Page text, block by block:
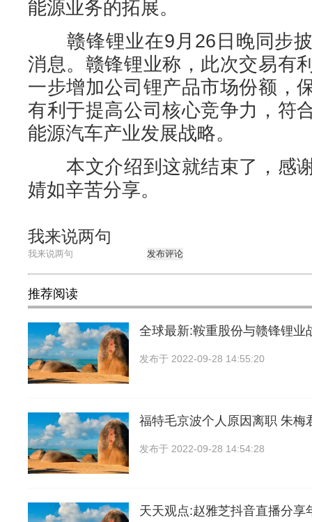
能源业务的拓展。
赣锋锂业在9月26日晚同步披
消息。赣锋锂业称，此次交易有
一步增加公司锂产品市场份额，
有利于提高公司核心竞争力，符
能源汽车产业发展战略。
本文介绍到这就结束了，感
婧如辛苦分享。
我来说两句
发布评论
推荐阅读
全球最新:鞍重股份与赣锋锂业
发布于 2022-09-28 14:55:20
福特毛京波个人原因离职 朱梅
发布于 2022-09-28 14:54:28
天天观点:赵雅芝抖音直播分享